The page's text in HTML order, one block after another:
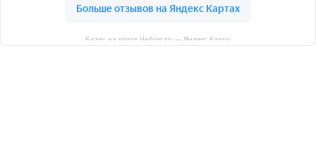
Базис на карте Чебоксар — Яндекс Карты